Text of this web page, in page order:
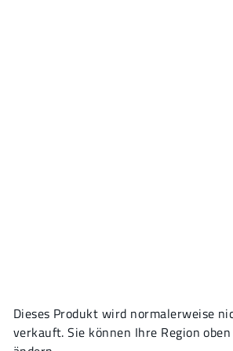
Dieses Produkt wird normalerweise
verkauft. Sie können Ihre Region